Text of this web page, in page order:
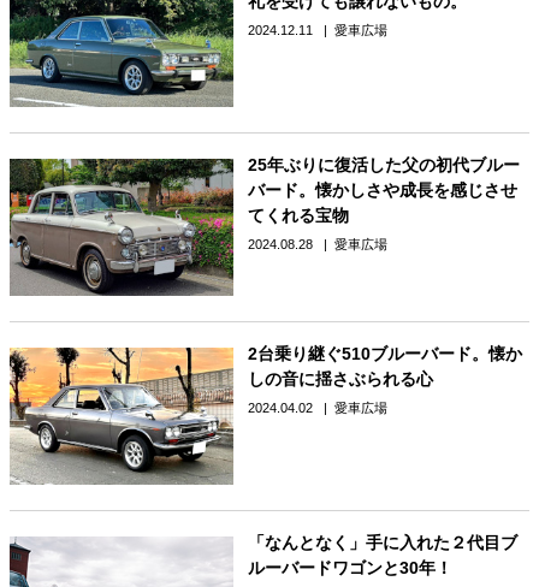
2024.12.11 愛車広場
25年ぶりに復活した父の初代ブルー
バード。懐かしさや成長を感じさせ
てくれる宝物
2024.08.28 愛車広場
2台乗り継ぐ510ブルーバード。懐か
しの音に揺さぶられる心
2024.04.02 愛車広場
「なんとなく」手に入れた２代目ブ
ルーバードワゴンと30年！